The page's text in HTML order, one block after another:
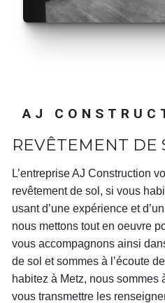
AJ
REVÊTEMENT
L’entrepriseAJ Construction
revêtement de sol , si vous
usant d’une expérience et
nous mettons tout en oeuvre
vous accompagnons ainsi
de sol et sommes à l’écoute
habitez à Metz, nous sommes
vous transmettre les